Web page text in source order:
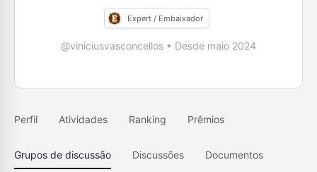
Expert / Embaixador
@viniciusvasconcellos • Desde maio 2024
Perfil Atividades Ranking Prêmios
Grupos de discussão Discussões Documentos